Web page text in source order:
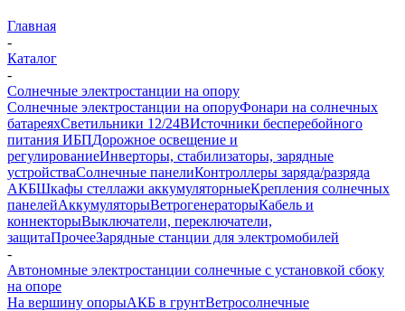
Главная
-
Каталог
-
Солнечные электростанции на опору
Солнечные электростанции на опоруФонари на солнечных
батареяхСветильники 12/24ВИсточники бесперебойного
питания ИБПДорожное освещение и
регулированиеИнверторы, стабилизаторы, зарядные
устройстваСолнечные панелиКонтроллеры заряда/разряда
АКБШкафы стеллажи аккумуляторныеКрепления солнечных
панелейАккумуляторыВетрогенераторыКабель и
коннекторыВыключатели, переключатели,
защитаПрочееЗарядные станции для электромобилей
-
Автономные электростанции солнечные с установкой сбоку
на опоре
На вершину опорыАКБ в грунтВетросолнечные